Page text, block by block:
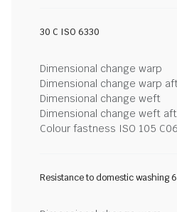
30 C ISO 6330
Dimensional change warp
Dimensional change warp
Dimensional change weft
Dimensional change weft
Colour fastness ISO 105 C06
Resistance to domestic washing